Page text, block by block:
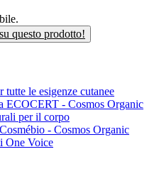
questo prodotto!
le esigenze cutanee
ECOCERT - Cosmos Organic
per il corpo
- Cosmos Organic
One Voice